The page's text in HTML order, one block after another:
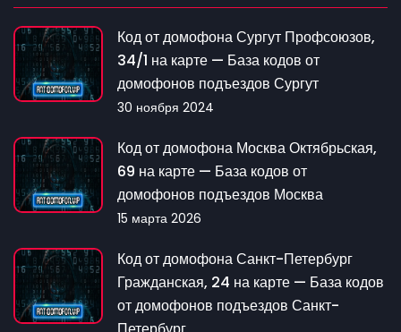
Код от домофона Сургут Профсоюзов,
34/1 на карте — База кодов от
домофонов подъездов Сургут
30 ноября 2024
Код от домофона Москва Октябрьская,
69 на карте — База кодов от
домофонов подъездов Москва
15 марта 2026
Код от домофона Санкт-Петербург
Гражданская, 24 на карте — База кодов
от домофонов подъездов Санкт-